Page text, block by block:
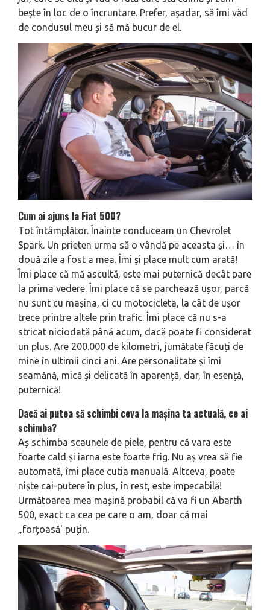
bește în loc de o încruntare. Prefer, așadar, să îmi văd
de condusul meu și să mă bucur de el.
Cum ai ajuns la Fiat 500?
Tot întâmplător. Înainte conduceam un Chevrolet
Spark. Un prieten urma să o vândă pe aceasta și… în
două zile a fost a mea. Îmi și place mult cum arată!
Îmi place că mă ascultă, este mai puternică decât pare
la prima vedere. Îmi place că se par­chează ușor, parcă
nu sunt cu mași­na, ci cu motocicleta, la cât de ușor
trece printre altele prin trafic. Îmi place că nu s-a
stricat niciodată până acum, dacă poate fi considerat
un plus. Are 200.000 de kilometri, jumătate făcuți de
mine în ultimii cinci ani. Are personalitate și îmi
seamănă, mică și delicată în apa­rență, dar, în esență,
puternică!
Dacă ai putea să schimbi ceva la mașina ta actuală, ce ai
schimba?
Aș schimba scaunele de piele, pentru că vara este
foarte cald și iarna este foarte frig. Nu aș vrea să fie
automată, îmi place cutia manuală. Altceva, poate
niște cai-putere în plus, în rest, este impecabilă!
Următoarea mea mașină probabil că va fi un Abarth
500, exact ca cea pe care o am, doar că mai
„forțoasă' puțin.